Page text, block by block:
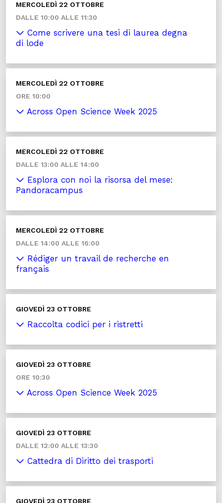
MERCOLEDÌ 22 OTTOBRE
DALLE 10:00 ALLE 11:30
Come scrivere una tesi di laurea degna
di lode
MERCOLEDÌ 22 OTTOBRE
ORE 10:00
Across Open Science Week 2025
MERCOLEDÌ 22 OTTOBRE
DALLE 13:00 ALLE 14:00
Esplora con noi la risorsa del mese:
Pandoracampus
MERCOLEDÌ 22 OTTOBRE
DALLE 14:00 ALLE 16:00
Rédiger un travail de recherche en
français
GIOVEDÌ 23 OTTOBRE
Raccolta codici per i ristretti
GIOVEDÌ 23 OTTOBRE
ORE 10:30
Across Open Science Week 2025
GIOVEDÌ 23 OTTOBRE
DALLE 12:00 ALLE 13:30
Cattedra di Diritto dei trasporti
GIOVEDÌ 23 OTTOBRE